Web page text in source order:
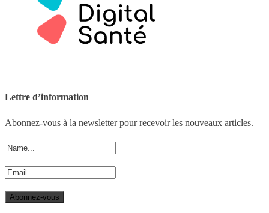
Lettre d’information
Abonnez-vous à la newsletter pour recevoir les nouveaux articles.